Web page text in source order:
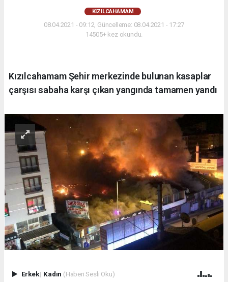
KIZILCAHAMAM
08.04.2021 - 09:12, Güncelleme: 08.04.2021 - 17:27
14505+ kez okundu.
Kızılcahamam Şehir merkezinde bulunan kasaplar
çarşısı sabaha karşı çıkan yangında tamamen yandı
Erkek| Kadın (Haberi Sesli Oku)